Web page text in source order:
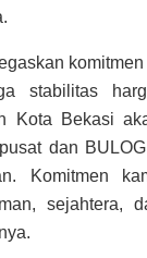
stabilitas
Kota Bekasi
dan
Komitmen
sejahtera,